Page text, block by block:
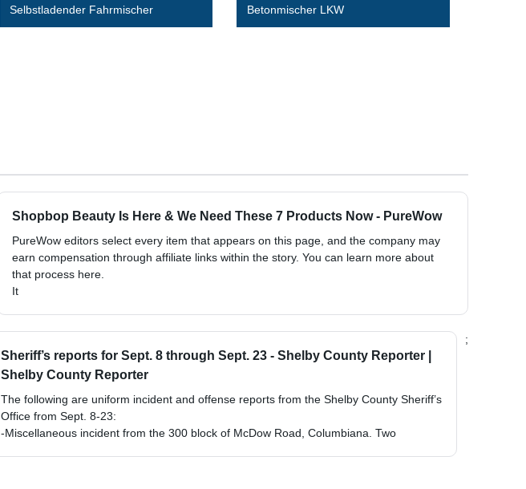
Selbstladender Fahrmischer
Betonmischer LKW
Shopbop Beauty Is Here & We Need These 7 Products Now - PureWow
PureWow editors select every item that appears on this page, and the company may
earn compensation through affiliate links within the story. You can learn more about
that process here.
It
Sheriff’s reports for Sept. 8 through Sept. 23 - Shelby County Reporter |
Shelby County Reporter
The following are uniform incident and offense reports from the Shelby County Sheriff’s
Office from Sept. 8-23:
-Miscellaneous incident from the 300 block of McDow Road, Columbiana. Two
;